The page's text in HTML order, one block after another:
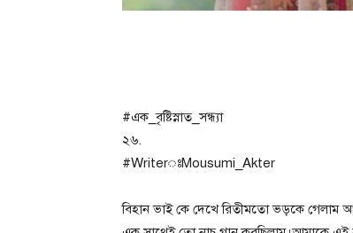
#এক_বৃষ্টিস্নাত_সন্ধ্যা
২৬.
#WriterঃMousumi_Akter
বিহান ভাই কে দেখে রিতীমতো ভড়কে গেলাম